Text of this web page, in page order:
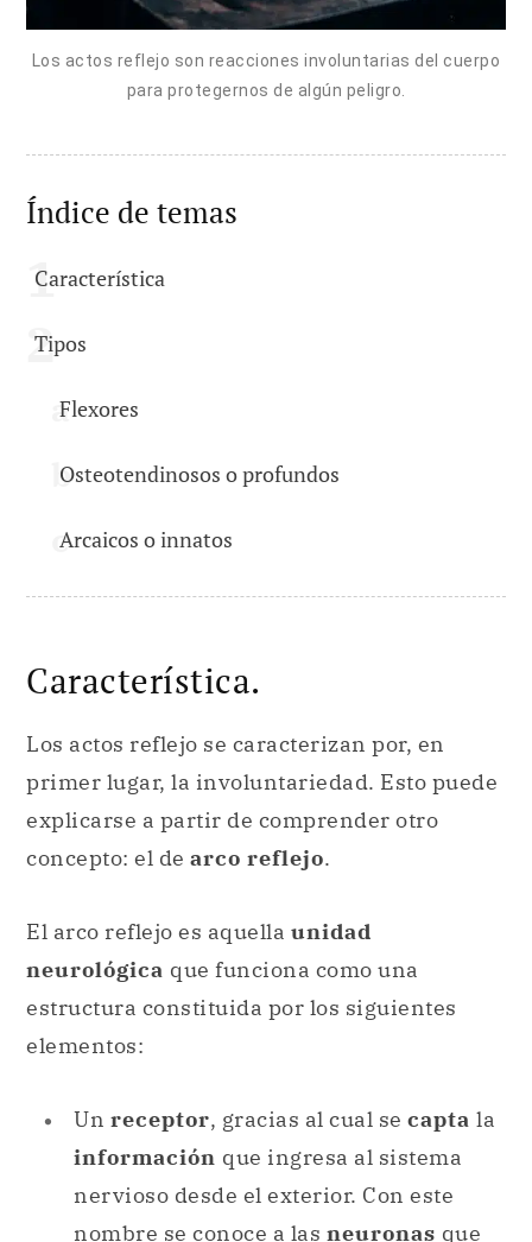
Los actos reflejo son reacciones involuntarias del cuerpo
para protegernos de algún peligro.
Índice de temas
Característica
Tipos
Flexores
Osteotendinosos o profundos
Arcaicos o innatos
Característica.
Los actos reflejo se caracterizan por, en
primer lugar, la involuntariedad. Esto puede
explicarse a partir de comprender otro
concepto: el de arco reflejo.
El arco reflejo es aquella unidad
neurológica que funciona como una
estructura constituida por los siguientes
elementos:
Un receptor, gracias al cual se capta la
información que ingresa al sistema
nervioso desde el exterior. Con este
nombre se conoce a las neuronas que